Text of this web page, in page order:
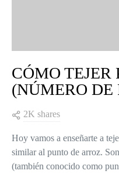
CÓMO TEJER
(NÚMERO DE
2K shares
Hoy vamos a enseñarte a
similar al punto de arroz.
(también conocido como